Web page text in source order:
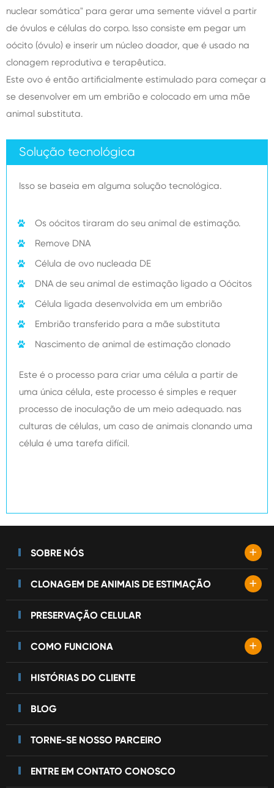
nuclear somática" para gerar uma semente viável a partir
de óvulos e células do corpo. Isso consiste em pegar um
oócito (óvulo) e inserir um núcleo doador, que é usado na
clonagem reprodutiva e terapêutica.
Este ovo é então artificialmente estimulado para começar a
se desenvolver em um embrião e colocado em uma mãe
animal substituta.
Solução tecnológica
Isso se baseia em alguma solução tecnológica.
Os oócitos tiraram do seu animal de estimação.
Remove DNA
Célula de ovo nucleada DE
DNA de seu animal de estimação ligado a Oócitos
Célula ligada desenvolvida em um embrião
Embrião transferido para a mãe substituta
Nascimento de animal de estimação clonado
Este é o processo para criar uma célula a partir de
uma única célula, este processo é simples e requer
processo de inoculação de um meio adequado. nas
culturas de células, um caso de animais clonando uma
célula é uma tarefa difícil.
SOBRE NÓS +
CLONAGEM DE ANIMAIS DE ESTIMAÇÃO +
PRESERVAÇÃO CELULAR
COMO FUNCIONA +
HISTÓRIAS DO CLIENTE
BLOG
TORNE-SE NOSSO PARCEIRO
ENTRE EM CONTATO CONOSCO